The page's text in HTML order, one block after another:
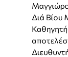
Διά Βίου